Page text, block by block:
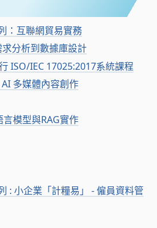
：互聯網貿易實務
分析到數據庫設計
ISO/IEC 17025:2017系統課程
多媒體內容創作
模型與RAG實作
: 小企業「計糧易」 - 僱員資料管